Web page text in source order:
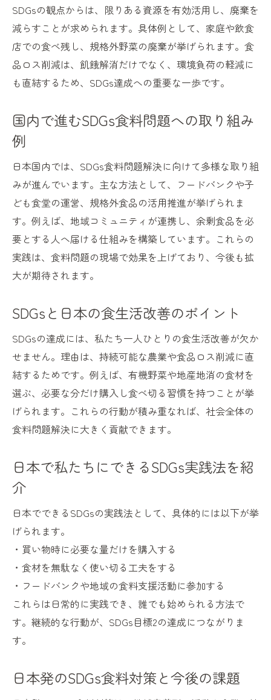
SDGsの観点からは、限りある資源を有効活用し、廃棄を
減らすことが求められます。具体例として、家庭や飲食
店での食べ残し、規格外野菜の廃棄が挙げられます。食
品ロス削減は、飢餓解消だけでなく、環境負荷の軽減に
も直結するため、SDGs達成への重要な一歩です。
国内で進むSDGs食料問題への取り組み
例
日本国内では、SDGs食料問題解決に向けて多様な取り組
みが進んでいます。主な方法として、フードバンクや子
ども食堂の運営、規格外食品の活用推進が挙げられま
す。例えば、地域コミュニティが連携し、余剰食品を必
要とする人へ届ける仕組みを構築しています。これらの
実践は、食料問題の現場で効果を上げており、今後も拡
大が期待されます。
SDGsと日本の食生活改善のポイント
SDGsの達成には、私たち一人ひとりの食生活改善が欠か
せません。理由は、持続可能な農業や食品ロス削減に直
結するためです。例えば、有機野菜や地産地消の食材を
選ぶ、必要な分だけ購入し食べ切る習慣を持つことが挙
げられます。これらの行動が積み重なれば、社会全体の
食料問題解決に大きく貢献できます。
日本で私たちにできるSDGs実践法を紹
介
日本でできるSDGsの実践法として、具体的には以下が挙
げられます。
・買い物時に必要な量だけを購入する
・食材を無駄なく使い切る工夫をする
・フードバンクや地域の食料支援活動に参加する
これらは日常的に実践でき、誰でも始められる方法で
す。継続的な行動が、SDGs目標2の達成につながりま
す。
日本発のSDGs食料対策と今後の課題